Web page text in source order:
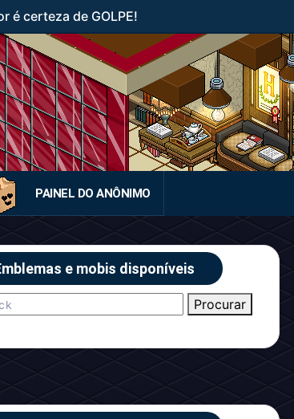
é certeza de GOLPE!
PAINEL DO ANÔNIMO
e mobis disponíveis
Procurar